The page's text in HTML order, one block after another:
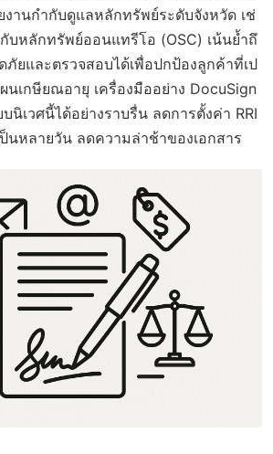
งานกำกับดูแลหลักทรัพย์ระดับจังหวัด เช่
หลักทรัพย์ออนแทรีโอ (OSC) เน้นย้ำถึ
ยและตรวจสอบได้เพื่อปกป้องลูกค้าที่เป
นเกษียณอายุ เครื่องมืออย่าง DocuSign
นิเวศนี้ได้อย่างราบรื่น ลดการตั้งค่า RRI
นหลายวัน ลดความล่าช้าของเอกสาร